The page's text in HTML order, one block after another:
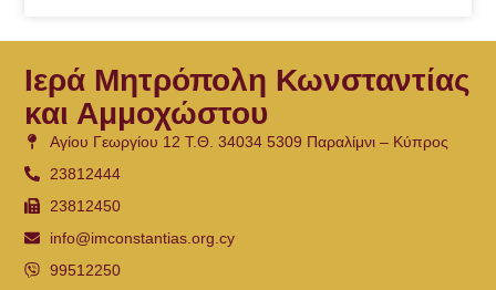
Ιερά Μητρόπολη Κωνσταντίας
και Αμμοχώστου
Αγίου Γεωργίου 12 Τ.Θ. 34034 5309 Παραλίμνι – Κύπρος
23812444
23812450
info@imconstantias.org.cy
99512250